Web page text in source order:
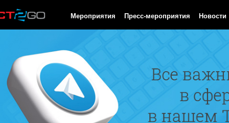
Мероприятия Пресс-мероприятия Новости